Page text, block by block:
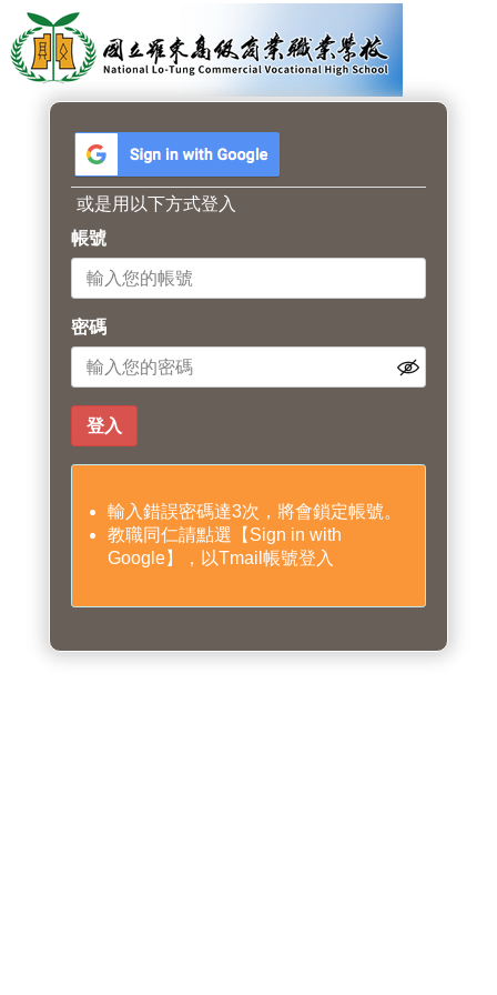
或是用以下方式登入
帳號
密碼
輸入錯誤密碼達3次，將會鎖定帳號。
教職同仁請點選【Sign in with
Google】，以Tmail帳號登入